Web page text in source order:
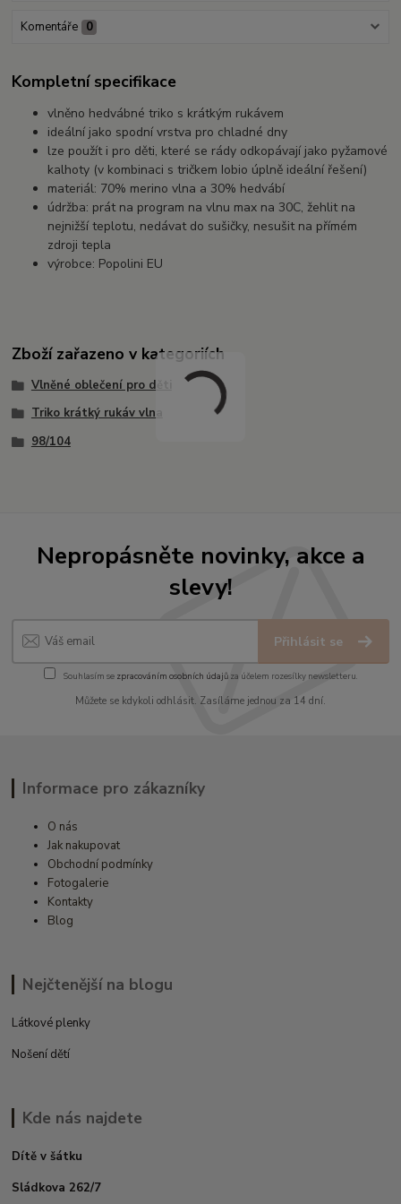
Komentáře 0
Kompletní specifikace
vlněno hedvábné triko s krátkým rukávem
ideální jako spodní vrstva pro chladné dny
lze použít i pro děti, které se rády odkopávají jako pyžamové
kalhoty (v kombinaci s tričkem Iobio úplně ideální řešení)
materiál: 70% merino vlna a 30% hedvábí
údržba: prát na program na vlnu max na 30C, žehlit na
nejnižší teplotu, nedávat do sušičky, nesušit na přímém
zdroji tepla
výrobce: Popolini EU
Zboží zařazeno v kategoriích
Vlněné oblečení pro děti
Triko krátký rukáv vlna
98/104
Nepropásněte novinky, akce a
slevy!
Přihlásit se
Souhlasím se zpracováním osobních údajůza účelem rozesílky newsletteru.
Můžete se kdykoli odhlásit. Zasíláme jednou za 14 dní.
Informace pro zákazníky
O nás
Jak nakupovat
Obchodní podmínky
Fotogalerie
Kontakty
Blog
Nejčtenější na blogu
Látkové plenky
Nošení dětí
Kde nás najdete
Dítě v šátku
Sládkova 262/7